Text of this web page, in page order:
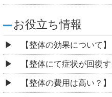
お役立ち情報
【整体の効果について】
【整体にて症状が回復
【整体の費用は高い？】